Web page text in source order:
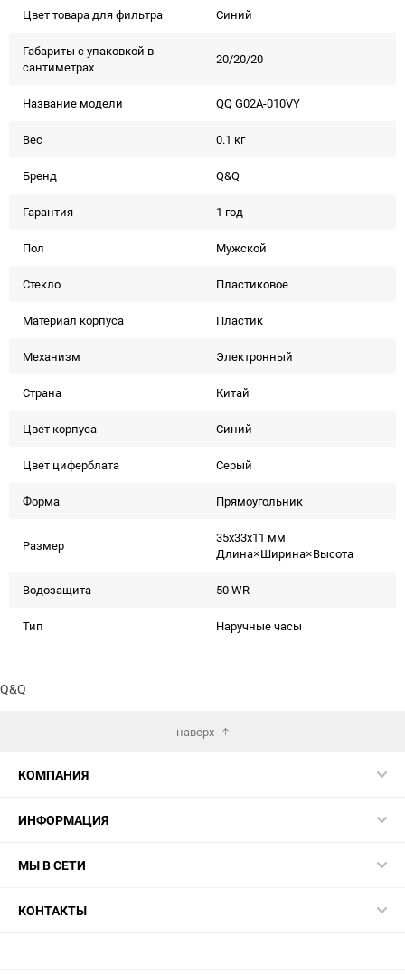
Цвет товара для фильтра Синий
Габариты с упаковкой в
сантиметрах
20/20/20
Название модели QQ G02A-010VY
Вес 0.1 кг
Бренд Q&Q
Гарантия 1 год
Пол Мужской
Стекло Пластиковое
Материал корпуса Пластик
Механизм Электронный
Страна Китай
Цвет корпуса Синий
Цвет циферблата Серый
Форма Прямоугольник
Размер
35x33x11 мм
Длина×Ширина×Высота
Водозащита 50 WR
Тип Наручные часы
Q&Q
наверх
КОМПАНИЯ
ИНФОРМАЦИЯ
МЫ В СЕТИ
КОНТАКТЫ